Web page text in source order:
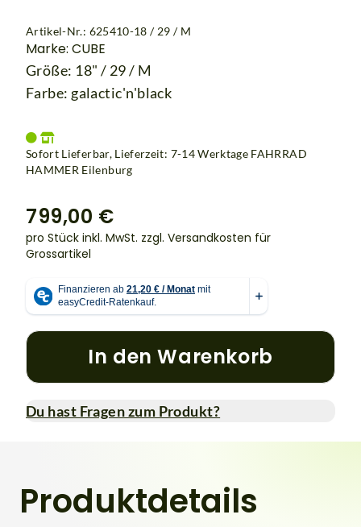
Artikel-Nr.: 625410-18 / 29 / M
Marke: CUBE
Größe: 18" / 29 / M
Farbe: galactic'n'black
Sofort Lieferbar, Lieferzeit: 7-14 Werktage FAHRRAD
HAMMER Eilenburg
799,00 €
pro Stück inkl. MwSt. zzgl. Versandkosten für
Grossartikel
In den Warenkorb
Du hast Fragen zum Produkt?
Produktdetails